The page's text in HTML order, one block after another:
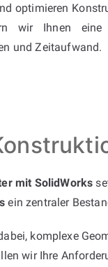
optimieren
wir Ihnen eine
und Zeitaufwand.
mit SolidWorks
ein zentraler
komplexe
wir Ihre